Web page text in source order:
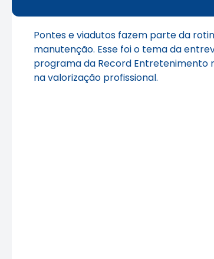
Pontes e viadutos fazem parte da
manutenção. Esse foi o tema da
programa da Record Entretenimento
na valorização profissional.